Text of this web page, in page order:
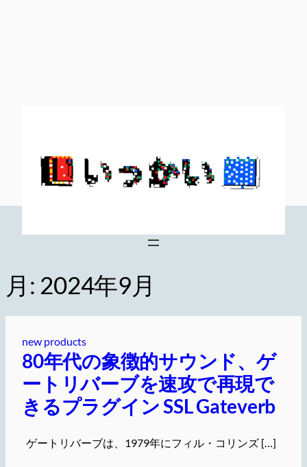
月: 2024年9月
new products
80年代の象徴的サウンド、ゲ
ートリバーブを速攻で再現で
きるプラグイン SSL Gateverb
ゲートリバーブは、1979年にフィル・コリンズ […]